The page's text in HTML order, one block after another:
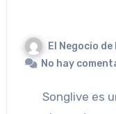
El Negocio
No hay
Songlive es una Plataforma Marketplace,